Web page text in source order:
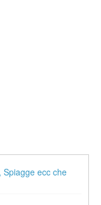
Spiagge ecc che